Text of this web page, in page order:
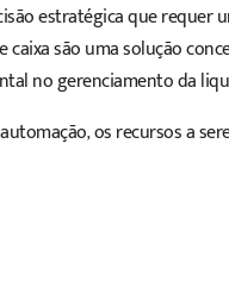
estratégica que requer
caixa são uma solução
no gerenciamento da
os recursos a